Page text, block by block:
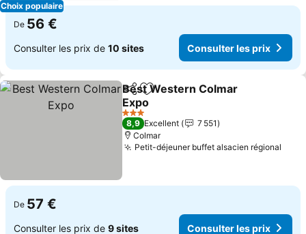
Choix populaire
De 56 €
Consulter les prix de 10 sites Consulter les prix
PartagerAjouter à mes favoris
Best Western Colmar
Expo
Consulter les prix
3 Étoiles
8,9 Excellent
7 551
Colmar
Petit-déjeuner buffet alsacien régional
De 57 €
Consulter les prix de 9 sites Consulter les prix